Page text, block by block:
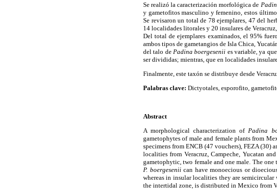
Se realizó la caracterización morfológica de
y gametofitos masculino y femenino, estos
Se revisaron un total de 78 ejemplares, 47 del
14 localidades litorales y 20 insulares de
Del total de ejemplares examinados, el 95%
ambos tipos de gametangios de Isla Chica,
del talo de Padina boergesenii es variable, ya
ser divididas; mientras, que en localidades
Finalmente, este taxón se distribuye desde
Palabras clave: Dictyotales, esporofito,
Abstract
A morphological characterization ofPadina
gametophytes of male and female plants from
specimens from ENCB (47 vouchers), FEZA (30)
localities from Veracruz, Campeche, Yucatan
gametophytic, two female and one male. The
P. boergeseniican have monoecious or
whereas in insular localities they are
the intertidal zone, is distributed in Mexico from